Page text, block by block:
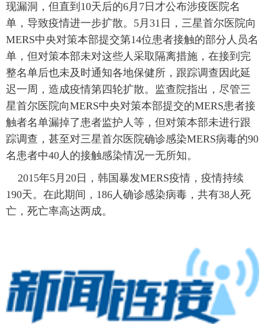
现漏洞，但直到10天后的6月7日才公布涉疫医院名
单，导致疫情进一步扩散。5月31日，三星首尔医院向
MERS中央对策本部提交第14位患者接触的部分人员名
单，但对策本部未对这些人采取隔离措施，在接到完
整名单后也未及时通知各地保健所，跟踪调查因此延
迟一周，造成疫情第四轮扩散。监查院指出，尽管三
星首尔医院向MERS中央对策本部提交的MERS患者接
触者名单漏掉了患者监护人等，但对策本部未进行跟
踪调查，甚至对三星首尔医院确诊感染MERS病毒的90
名患者中40人的接触感染情况一无所知。
2015年5月20日，韩国暴发MERS疫情，疫情持续
190天。在此期间，186人确诊感染病毒，共有38人死
亡，死亡率高达两成。